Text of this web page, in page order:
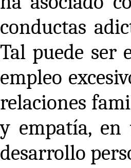
conductas
Tal puede ser
empleo
relaciones
y empatía, en
desarrollo